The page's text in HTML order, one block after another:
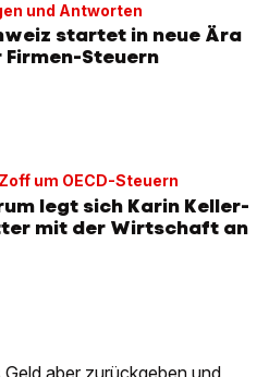
und Antworten
startet in neue Ära
Firmen-Steuern
Zoff um OECD-Steuern
legt sich Karin Keller-
mit der Wirtschaft an